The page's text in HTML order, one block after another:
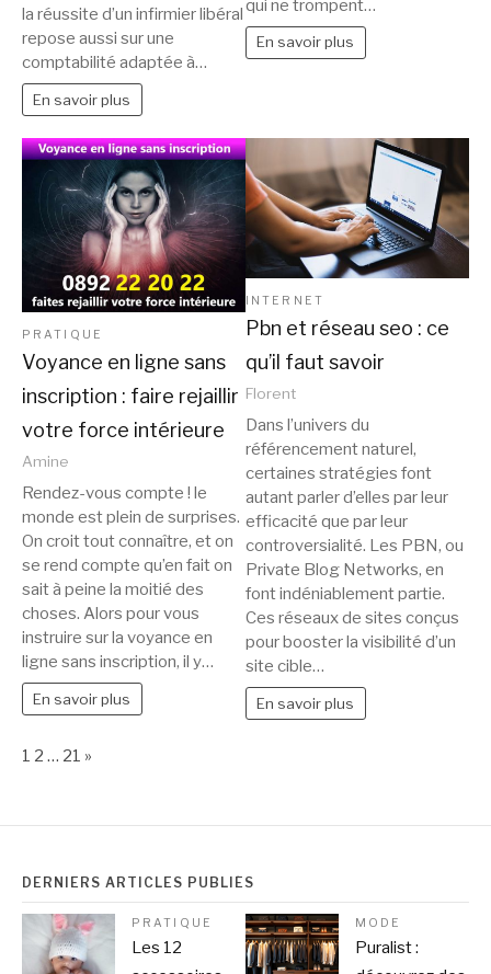
la réussite d’un infirmier libéral
repose aussi sur une
comptabilité adaptée à…
En savoir plus
qui ne trompent…
En savoir plus
PRATIQUE
Voyance en ligne sans
inscription : faire rejaillir
votre force intérieure
Amine
Rendez-vous compte ! le
monde est plein de surprises.
On croit tout connaître, et on
se rend compte qu’en fait on
sait à peine la moitié des
choses. Alors pour vous
instruire sur la voyance en
ligne sans inscription, il y…
En savoir plus
INTERNET
Pbn et réseau seo : ce
qu’il faut savoir
Florent
Dans l’univers du
référencement naturel,
certaines stratégies font
autant parler d’elles par leur
efficacité que par leur
controversialité. Les PBN, ou
Private Blog Networks, en
font indéniablement partie.
Ces réseaux de sites conçus
pour booster la visibilité d’un
site cible…
En savoir plus
Page:
1 2 … 21 Next
»
DERNIERS ARTICLES PUBLIÉS
PRATIQUE
Les 12
MODE
Puralist :